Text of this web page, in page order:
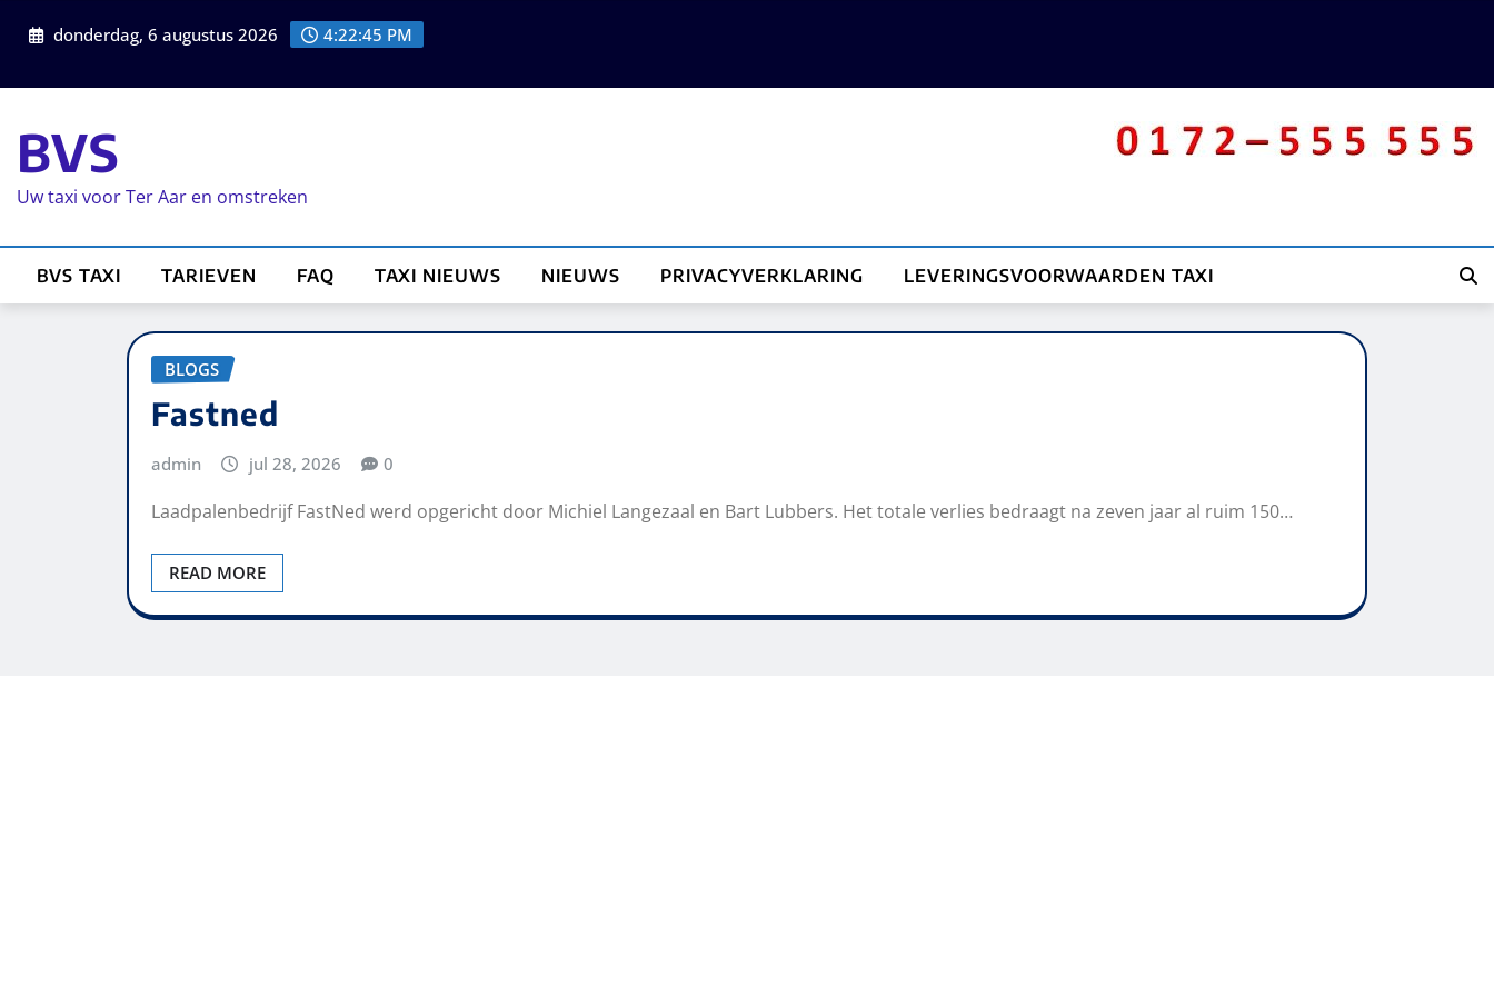
donderdag, 6 augustus 2026 4:22:45 PM
BVS
Uw taxi voor Ter Aar en omstreken
BVS TAXI TARIEVEN FAQ TAXI NIEUWS NIEUWS PRIVACYVERKLARING LEVERINGSVOORWAARDEN TAXI
BLOGS
Fastned
admin jul 28, 2026 0
Laadpalenbedrijf FastNed werd opgericht door Michiel Langezaal en Bart Lubbers. Het totale verlies bedraagt na zeven jaar al ruim 150…
READ MORE